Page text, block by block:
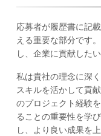
応募者が履歴書に記
える重要な部分です
し、企業に貢献した
私は貴社の理念に深
スキルを活かして貢
のプロジェクト経験
ることの重要性を学
し、より良い成果を